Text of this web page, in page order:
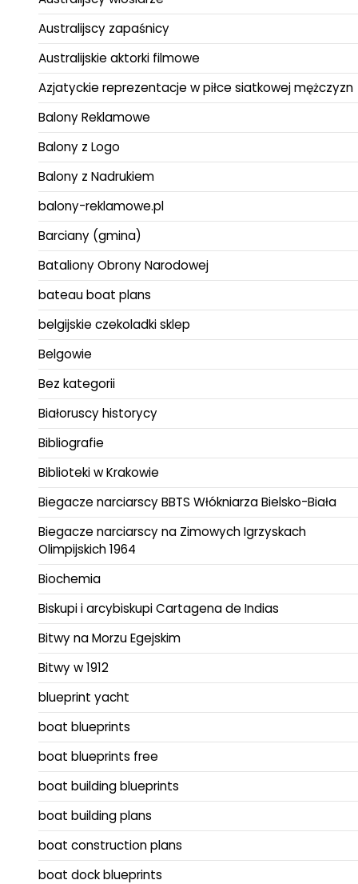
Australijscy zapaśnicy
Australijskie aktorki filmowe
Azjatyckie reprezentacje w piłce siatkowej mężczyzn
Balony Reklamowe
Balony z Logo
Balony z Nadrukiem
balony-reklamowe.pl
Barciany (gmina)
Bataliony Obrony Narodowej
bateau boat plans
belgijskie czekoladki sklep
Belgowie
Bez kategorii
Białoruscy historycy
Bibliografie
Biblioteki w Krakowie
Biegacze narciarscy BBTS Włókniarza Bielsko-Biała
Biegacze narciarscy na Zimowych Igrzyskach
Olimpijskich 1964
Biochemia
Biskupi i arcybiskupi Cartagena de Indias
Bitwy na Morzu Egejskim
Bitwy w 1912
blueprint yacht
boat blueprints
boat blueprints free
boat building blueprints
boat building plans
boat construction plans
boat dock blueprints